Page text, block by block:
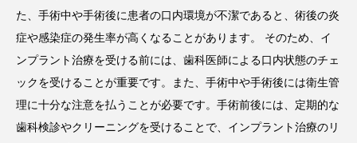
た、手術中や手術後に患者の口内環境が不潔であると、術後の炎
症や感染症の発生率が高くなることがあります。 そのため、イ
ンプラント治療を受ける前には、歯科医師による口内状態のチェ
ックを受けることが重要です。また、手術中や手術後には衛生管
理に十分な注意を払うことが必要です。手術前後には、定期的な
歯科検診やクリーニングを受けることで、インプラント治療のリ